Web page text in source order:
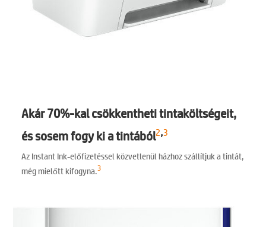
Akár 70%-kal csökkentheti tintaköltségeit,
és sosem fogy ki a tintából2,3
Az Instant Ink-előfizetéssel közvetlenül házhoz szállítjuk a tintát,
még mielőtt kifogyna.3